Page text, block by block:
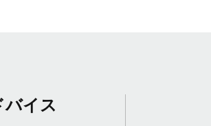
バイス